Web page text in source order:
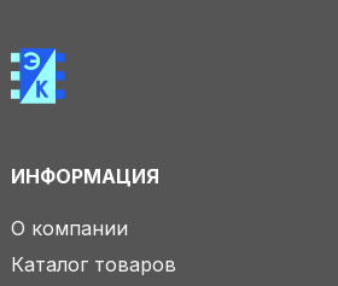
ИНФОРМАЦИЯ
О компании
Каталог товаров